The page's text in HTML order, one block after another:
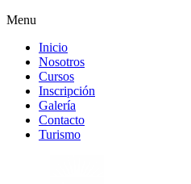
Menu
Inicio
Nosotros
Cursos
Inscripción
Galería
Contacto
Turismo